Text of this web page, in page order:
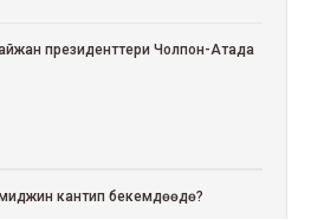
президенттери Чолпон-Атада
кантип бекемдөөдө?